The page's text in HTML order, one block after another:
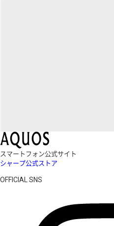
スマートフォン公式サイト
シャープ公式ストア
OFFICIAL SNS